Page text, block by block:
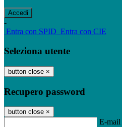
-
Entra con SPID Entra con CIE
Seleziona utente
button close ×
Recupero password
button close ×
E-mail